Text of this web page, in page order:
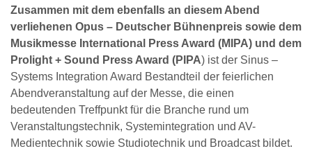
Zusammen mit dem ebenfalls an diesem Abend
verliehenen Opus – Deutscher Bühnenpreis sowie dem
Musikmesse International Press Award (MIPA) und dem
Prolight + Sound Press Award (PIPA) ist der Sinus –
Systems Integration Award Bestandteil der feierlichen
Abendveranstaltung auf der Messe, die einen
bedeutenden Treffpunkt für die Branche rund um
Veranstaltungstechnik, Systemintegration und AV-
Medientechnik sowie Studiotechnik und Broadcast bildet.